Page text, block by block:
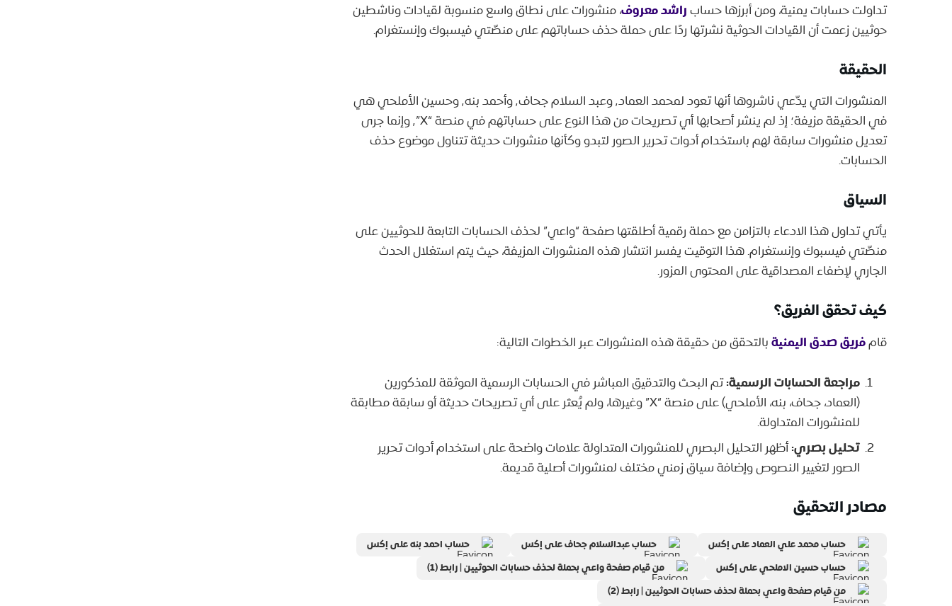
تداولت حسابات يمنية، ومن أبرزها حسابراشد معروف، منشورات على نطاق واسع منسوبة لقيادات وناشطين
حوثيين زعمت أن القيادات الحوثية نشرتها ردًا على حملة حذف حساباتهم على منصّتي فيسبوك وإنستغرام.
الحقيقة
المنشورات التي يدّعي ناشروها أنها تعود لمحمد العماد٬ وعبد السلام جحاف٬ وأحمد بنه٬ وحسين الأملحي هي
في الحقيقة مزيفة؛ إذ لم ينشر أصحابها أي تصريحات من هذا النوع على حساباتهم في منصة “X”٬ وإنما جرى
تعديل منشورات سابقة لهم باستخدام أدوات تحرير الصور لتبدو وكأنها منشورات حديثة تتناول موضوع حذف
الحسابات.
السياق
يأتي تداول هذا الادعاء بالتزامن مع حملة رقمية أطلقتها صفحة “واعي” لحذف الحسابات التابعة للحوثيين على
منصّتي فيسبوك وإنستغرام. هذا التوقيت يفسر انتشار هذه المنشورات المزيفة، حيث يتم استغلال الحدث
الجاري لإضفاء المصداقية على المحتوى المزور.
كيف تحقق الفريق؟
قامفريق صدق اليمنيةبالتحقق من حقيقة هذه المنشورات عبر الخطوات التالية:
مراجعة الحسابات الرسمية:تم البحث والتدقيق المباشر في الحسابات الرسمية الموثقة للمذكورين
(العماد، جحاف، بنه، الأملحي) على منصة “X” وغيرها، ولم يُعثر على أي تصريحات حديثة أو سابقة مطابقة
للمنشورات المتداولة.
تحليل بصري:أظهر التحليل البصري للمنشورات المتداولة علامات واضحة على استخدام أدوات تحرير
الصور لتغيير النصوص وإضافة سياق زمني مختلف لمنشورات أصلية قديمة.
مصادر التحقيق
حساب محمد علي العماد على إكس حساب عبدالسلام جحاف على إكس
حساب احمد بنه على إكس
حساب حسين الاملحي على إكس
من قيام صفحة واعي بحملة لحذف حسابات الحوثيين | رابط (1)
من قيام صفحة واعي بحملة لحذف حسابات الحوثيين | رابط (2)